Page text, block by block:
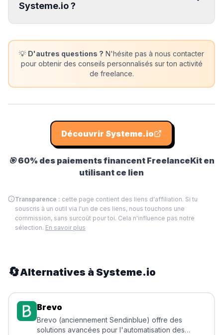
Systeme.io ?
💡 D'autres questions ? N'hésite pas à nous contacter
pour obtenir des conseils personnalisés sur ton activité
de freelance.
Découvrir Systeme.io
🎯60% des paiements financent FreelanceKit en
utilisant ce lien
Transparence : cette page contient des liens d'affiliation. Si tu
souscris à un outil via l'un de ces liens, nous touchons une
commission, sans surcoût pour toi. Cela n'influence pas notre
sélection. En savoir plus
🔄Alternatives à Systeme.io
Brevo
Brevo (anciennement Sendinblue) offre des
solutions avancées pour l'automatisation des